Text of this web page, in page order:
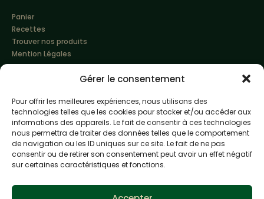
Gérer le consentement
Pour offrir les meilleures expériences, nous utilisons des
technologies telles que les cookies pour stocker et/ou accéder aux
informations des appareils. Le fait de consentir à ces technologies
nous permettra de traiter des données telles que le comportement
de navigation ou les ID uniques sur ce site. Le fait de ne pas
consentir ou de retirer son consentement peut avoir un effet négatif
sur certaines caractéristiques et fonctions.
Made with love byAltimax
Panier
Recettes
Trouver nos produits
Mention Légales